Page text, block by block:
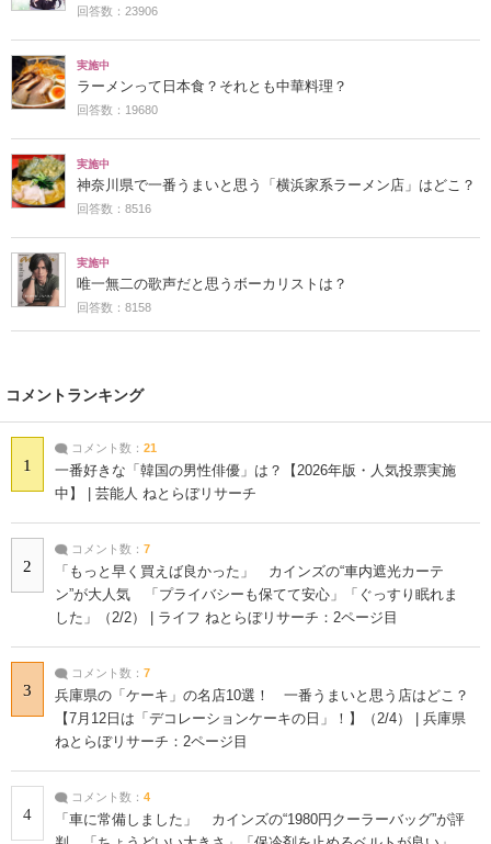
回答数：23906
実施中
ラーメンって日本食？それとも中華料理？
回答数：19680
実施中
神奈川県で一番うまいと思う「横浜家系ラーメン店」はどこ？
回答数：8516
実施中
唯一無二の歌声だと思うボーカリストは？
回答数：8158
コメントランキング
1
コメント数： 21
一番好きな「韓国の男性俳優」は？【2026年版・人気投票実施
中】 | 芸能人 ねとらぼリサーチ
2
コメント数： 7
「もっと早く買えば良かった」 カインズの“車内遮光カーテ
ン”が大人気 「プライバシーも保てて安心」「ぐっすり眠れま
した」（2/2） | ライフ ねとらぼリサーチ：2ページ目
3
コメント数： 7
兵庫県の「ケーキ」の名店10選！ 一番うまいと思う店はどこ？
【7月12日は「デコレーションケーキの日」！】（2/4） | 兵庫県
ねとらぼリサーチ：2ページ目
4
コメント数： 4
「車に常備しました」 カインズの“1980円クーラーバッグ”が評